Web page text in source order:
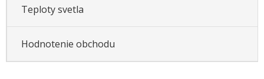
Teploty svetla
Hodnotenie obchodu